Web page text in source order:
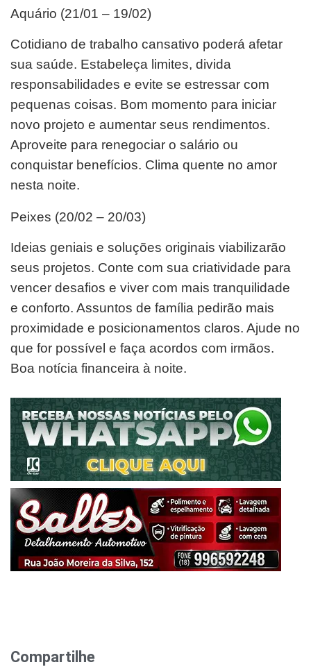
Aquário (21/01 – 19/02)
Cotidiano de trabalho cansativo poderá afetar
sua saúde. Estabeleça limites, divida
responsabilidades e evite se estressar com
pequenas coisas. Bom momento para iniciar
novo projeto e aumentar seus rendimentos.
Aproveite para renegociar o salário ou
conquistar benefícios. Clima quente no amor
nesta noite.
Peixes (20/02 – 20/03)
Ideias geniais e soluções originais viabilizarão
seus projetos. Conte com sua criatividade para
vencer desafios e viver com mais tranquilidade
e conforto. Assuntos de família pedirão mais
proximidade e posicionamentos claros. Ajude no
que for possível e faça acordos com irmãos.
Boa notícia financeira à noite.
Compartilhe